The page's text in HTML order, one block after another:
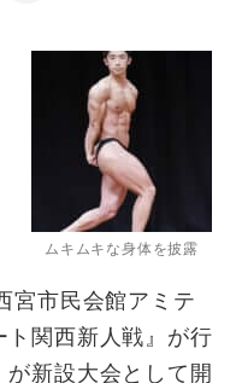
ムキムキな身体を披露
宮市民会館アミテ
ト関西新人戦』が行
新設大会として開